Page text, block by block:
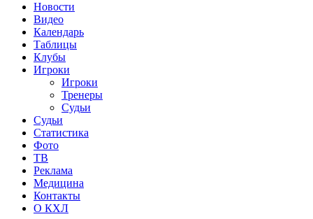
Новости
Видео
Календарь
Таблицы
Клубы
Игроки
Игроки
Тренеры
Судьи
Судьи
Статистика
Фото
ТВ
Реклама
Медицина
Контакты
О КХЛ